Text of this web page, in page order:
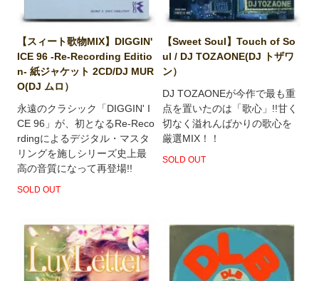
【スィート歌物MIX】DIGGIN'
ICE 96 -Re-Recording Editio
n- 紙ジャケット 2CD/DJ MUR
O(DJ ムロ）
永遠のクラシック「DIGGIN' I
CE 96」が、初となるRe-Reco
rdingによるデジタル・マスタ
リングを施しシリーズ史上最
高の音質になって再登場!!
SOLD OUT
【Sweet Soul】Touch of So
ul / DJ TOZAONE(DJ トザワ
ン）
DJ TOZAONEが今作で最も重
点を置いたのは「歌心」!!甘く
切なく溢れんばかりの歌心を
厳選MIX！！
SOLD OUT